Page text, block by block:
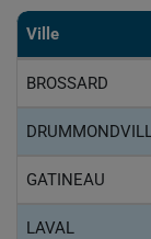
Ville
BROSSARD
GATINEAU
LAVAL